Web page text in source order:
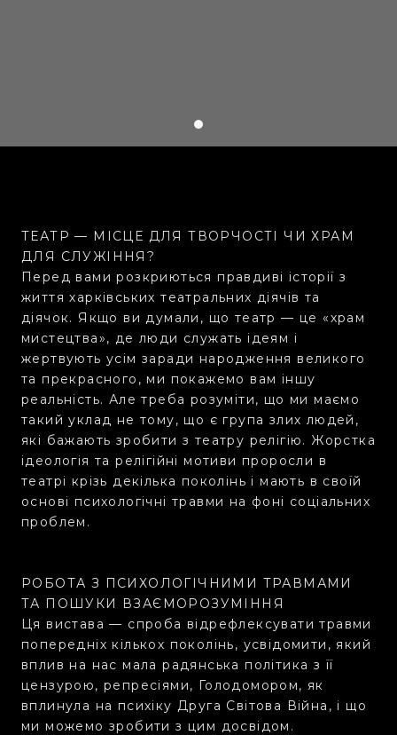
ТЕАТР — МІСЦЕ ДЛЯ ТВОРЧОСТІ ЧИ ХРАМ
ДЛЯ СЛУЖІННЯ?
Перед вами розкриються правдиві історії з
життя харківських театральних діячів та
діячок. Якщо ви думали, що театр — це «храм
мистецтва», де люди служать ідеям і
жертвують усім заради народження великого
та прекрасного, ми покажемо вам іншу
реальність. Але треба розуміти, що ми маємо
такий уклад не тому, що є група злих людей,
які бажають зробити з театру релігію. Жорстка
ідеологія та релігійні мотиви проросли в
театрі крізь декілька поколінь і мають в своїй
основі психологічні травми на фоні соціальних
проблем.
РОБОТА З ПСИХОЛОГІЧНИМИ ТРАВМАМИ
ТА ПОШУКИ ВЗАЄМОРОЗУМІННЯ
Ця вистава — спроба відрефлексувати травми
попередніх кількох поколінь, усвідомити, який
вплив на нас мала радянська політика з її
цензурою, репресіями, Голодомором, як
вплинула на психіку Друга Світова Війна, і що
ми можемо зробити з цим досвідом.